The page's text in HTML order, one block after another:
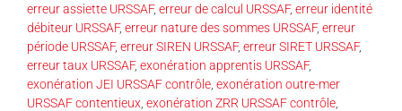
erreur assiette URSSAF, erreur de calcul URSSAF, erreur identité
débiteur URSSAF, erreur nature des sommes URSSAF, erreur
période URSSAF, erreur SIREN URSSAF, erreur SIRET URSSAF,
erreur taux URSSAF, exonération apprentis URSSAF,
exonération JEI URSSAF contrôle exonération outre-mer
URSSAF contentieux exonération ZRR URSSAF contrôle